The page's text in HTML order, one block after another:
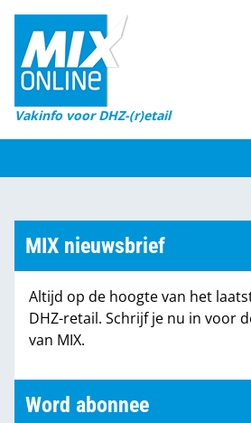
Vakinfo voor DHZ-(r)etail
Home
Magazines
DHZ Sessie
Marktcijfers
Partners
MIX nieuwsbrief
Altijd op de hoogte van het
DHZ-retail. Schrijf je nu in voor
van MIX.
Word abonnee